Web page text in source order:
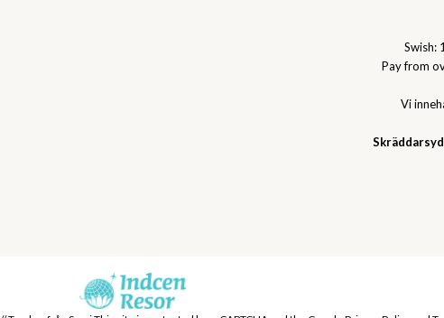
Swish:
Pay from
Vi